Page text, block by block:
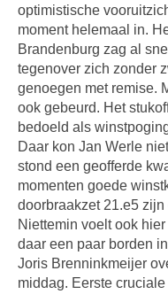
optimistische
moment helemaal in.
Brandenburg zag al
tegenover zich zonder
genoegen met remise.
ook gebeurd. Het
bedoeld als
Daar kon Jan Werle
stond een geofferde
momenten goede
doorbraakzet 21.e5
Niettemin voelt ook
daar een paar borden
Joris Brenninkmeijer
middag. Eerste